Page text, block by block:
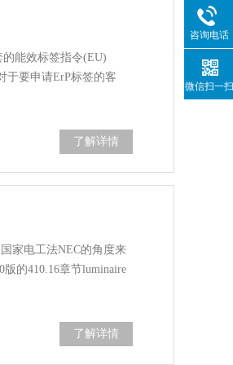
的能效标签指令(EU)
于要申请ErP标签的客
了解详情
家电工法NEC的角度来
的410.16章节luminaire
了解详情
咨询电话
微信扫一扫